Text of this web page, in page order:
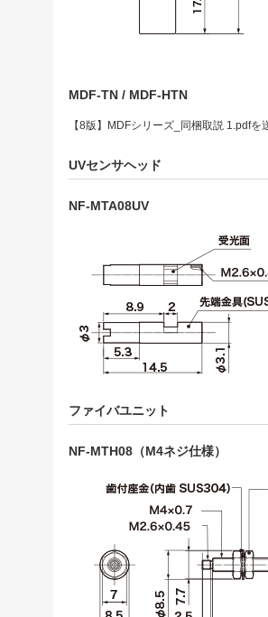
MDF-TN / MDF-HTN
【8版】MDFシリーズ_同梱取説 1.pdfを
UVセンサヘッド
NF-MTA08UV
ファイバユニット
NF-MTH08（M4ネジ仕様）